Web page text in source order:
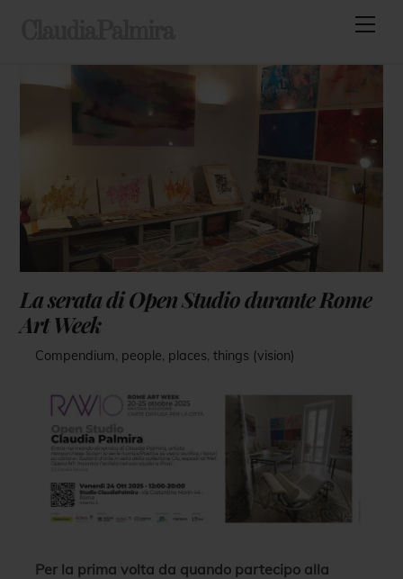
La serata di Open Studio durante Rome
Art Week
Compendium, people, places, things (vision)
Per la prima volta da quando partecipo alla